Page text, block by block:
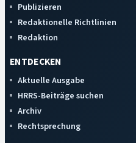
Publizieren
Redaktionelle Richtlinien
Redaktion
ENTDECKEN
Aktuelle Ausgabe
HRRS-Beiträge suchen
Archiv
Rechtsprechung